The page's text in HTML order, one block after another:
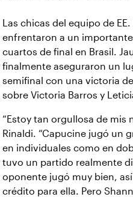
Las chicas del equipo de EE.
enfrentaron a un
cuartos de final en Brasil.
finalmente aseguraron un
semifinal con una victoria de
sobre Victoria Barros y
“Estoy tan orgullosa de mis
Rinaldi. “Capucine jugó un
en individuales como en
tuvo un partido realmente
oponente jugó muy bien,
crédito para ella. Pero